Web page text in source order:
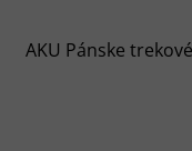
AKU Pánske